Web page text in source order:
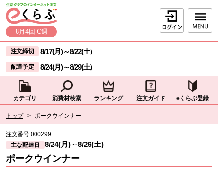
ページの先頭です。
本文へジャンプする。
8月4回 C週
ログイン
ここからサイト内共通メニューです。
サイト内共通メニューをスキップする
注文締切 8/17(月)～8/22(土)
配達予定 8/24(月)～8/29(土)
カテゴリ 消費材検索 ランキング 注文ガイド eくらぶ登録
トップ > ポークウインナー
現在位置ここまで
注文番号:000299
主な配達日
8/24(月)～8/29(土)
ポークウインナー